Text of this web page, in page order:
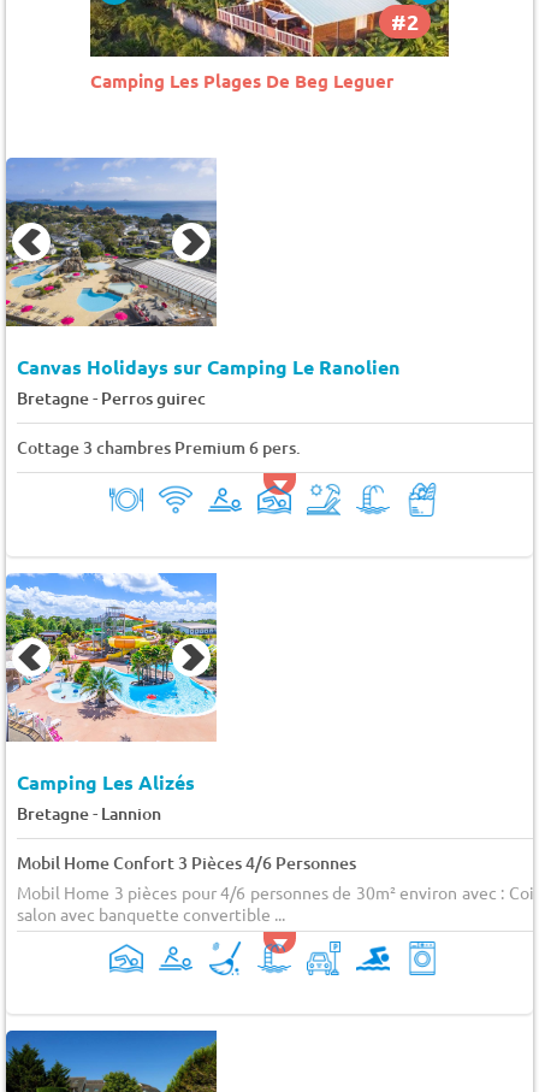
#3
Camping de la Ville Huchet
Canvas Holidays sur Camping Le Ranolien
Bretagne- Perros guirec
Cottage 3 chambres Premium 6 pers.
Camping Les Alizés
Bretagne- Lannion
Mobil Home Confort 3 Pièces 4/6 Personnes
Mobil Home 3 pièces pour 4/6 personnes de 30m² environ avec :
salon avec banquette convertible ...